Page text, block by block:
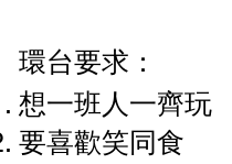
環台要求：
想一班人一齊玩
要喜歡笑同食